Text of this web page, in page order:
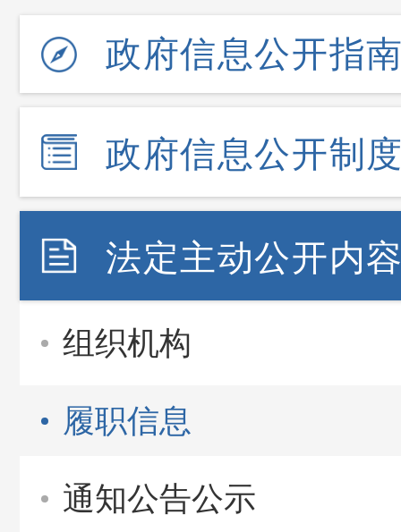
政府信息公开指
政府信息公开制
法定主动公开内
组织机构
履职信息
通知公告公示